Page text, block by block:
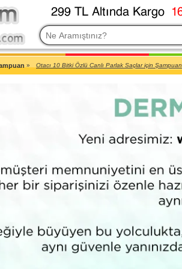
Ürünleri Eczane Sitesi
» Otacı 10 Bitki Özlü Canlı Parlak Saçlar için Şampuan